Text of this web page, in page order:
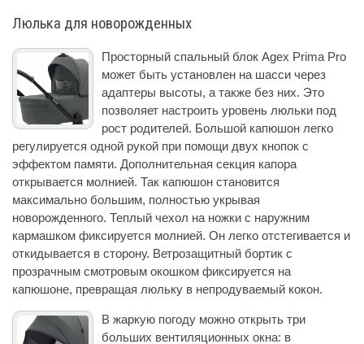
Люлька для новорожденных
Просторный спальный блок Agex Prima Pro
может быть установлен на шасси через
адаптеры высоты, а также без них. Это
позволяет настроить уровень люльки под
рост родителей. Большой капюшон легко
регулируется одной рукой при помощи двух кнопок с
эффектом памяти. Дополнительная секция капора
открывается молнией. Так капюшон становится
максимально большим, полностью укрывая
новорожденного. Теплый чехол на ножки с наружним
кармашком фиксируется молнией. Он легко отстегивается и
откидывается в сторону. Ветрозащитный бортик с
прозрачным смотровым окошком фиксируется на
капюшоне, превращая люльку в непродуваемый кокон.
В жаркую погоду можно открыть три
больших вентиляционных окна: в